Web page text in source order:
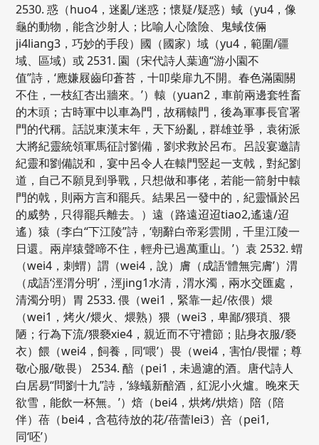
2530. 惑（huo4，迷亂/迷惑；懷疑/疑惑）蜮（yu4，像
龜的動物，能含沙射人；比喻人心陰險、鬼蜮伎倆
ji4liang3，巧妙的手段）國（國家）域（yu4，範圍/疆
域、區域）或 2531. 園（宋代詩人葉適“游小園不
值”詩，‘應嫌屐齒印蒼苔，十叩柴扉九不開。春色滿園關
不住，一枝紅杏出牆來。’）轅（yuan2，車前兩邊套牲畜
的木頭；古時軍中以車為門，故稱轅門，後為軍事長官署
門的代稱。話説東漢末年，天下紛亂，群雄並爭，袁術派
大將紀靈統領軍馬征討劉備，劉求救於呂布。呂設宴邀請
紀靈和劉備説和，宴中呂令人在轅門竪起一支戟，對紀劉
道，自己不願見到爭戰，只想做和事佬，若能一箭射中轅
門的戟，則兩方言和罷兵。結果呂一發中的，紀靈懾於呂
的威勢，只得罷兵離去。）遠（路遠迢迢tiao2,遙遠/迢
遙）猿（李白“下江陵”詩，‘朝辭白帝彩雲閒，千里江陵一
日還。兩岸猿聲啼不住，輕舟已過萬重山。’）袁 2532. 蝟
（wei4，刺蝟）謂（wei4，說）膚（成語‘體無完膚’）渭
（成語‘涇渭分明’，涇jing1水清，渭水濁，兩水交匯處，
清濁分明）胃 2533. 偎（wei1，緊靠一起/依偎）煨
（wei1，烤火/煨火、煨熟）猥（wei3，卑鄙/猥瑣、猥
陋；行為下流/猥褻xie4，親近而不守禮節；貼身衣服/褻
衣）餵（wei4，飼養，同‘喂’）畏（wei4，害怕/畏懼；尊
敬心服/敬畏） 2534. 醅（pei1，未過濾的酒。唐代詩人
白居易“問劉十九”詩，‘綠蟻新醅酒，紅泥小火爐。晚來天
欲雪，能飲一杯無。’）焙（bei4，烘烤/烘焙）陪（陪
伴）蓓（bei4，含苞待放的花/蓓蕾lei3）咅（pei1,
同‘呸’）